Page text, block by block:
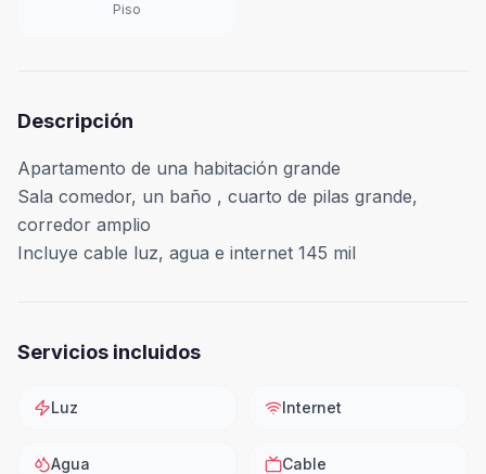
Piso
Descripción
Apartamento de una habitación grande
Sala comedor, un baño , cuarto de pilas grande,
corredor amplio
Incluye cable luz, agua e internet 145 mil
Servicios incluidos
Luz Internet
Agua Cable